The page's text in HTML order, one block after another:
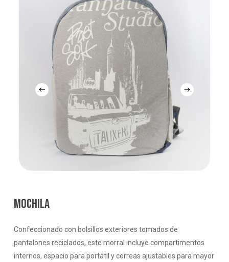
MOCHILA
Confeccionado con bolsillos exteriores tomados de
pantalones reciclados, este morral incluye compartimentos
internos, espacio para portátil y correas ajustables para mayor